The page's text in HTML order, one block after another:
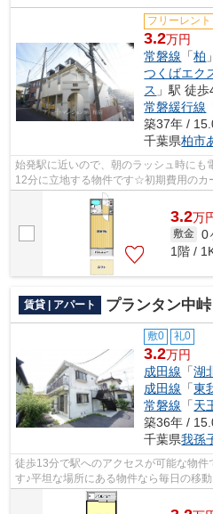
フリーレント
3.2万円
常磐線 「柏
つくばエク
ス 」駅 徒
常磐緩行線
築37年 /
千葉県柏市
始発駅に近いので、朝のラッシュ時に
12分に立地する物件です☆初期費用の
はアパートです☆アパートマンション館
3.2万
敷金 0
1階 /
賃貸 | アパート プランタン中峠
敷0 礼0
3.2万円
成田線 「湖
成田線 「東
常磐線 「天
築36年 /
千葉県我孫
徒歩13分で駅へのアクセスが可能な物
す♪平坦な場所にある物件なら毎日の移
移動範囲が広がります♪気になる情報を見...